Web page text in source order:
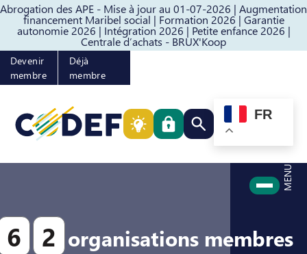
Abrogation des APE - Mise à jour au 01-07-2026 | Augmentation
financement Maribel social | Formation 2026 | Garantie
autonomie 2026 | Intégration 2026 | Petite enfance 2026 |
Centrale d’achats - BRUX'Koop
Passer au contenuPasser au pied de page
Devenir
membre
Déjà
membre
Rechercher quelque
FR
MENU
6 2 organisations membres